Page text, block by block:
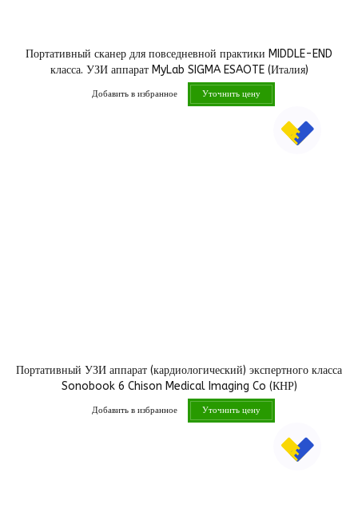
Портативный сканер для повседневной практики MIDDLE-END
класса. УЗИ аппарат MyLab SIGMA ESAOTE (Италия)
Добавить в избранное Уточнить цену
Портативный УЗИ аппарат (кардиологический) экспертного класса
Sonobook 6 Chison Medical Imaging Co (КНР)
Добавить в избранное Уточнить цену